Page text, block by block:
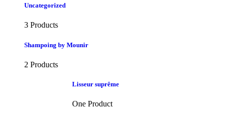
Uncategorized
3 Products
Shampoing by Mounir
2 Products
Lisseur suprême
One Product